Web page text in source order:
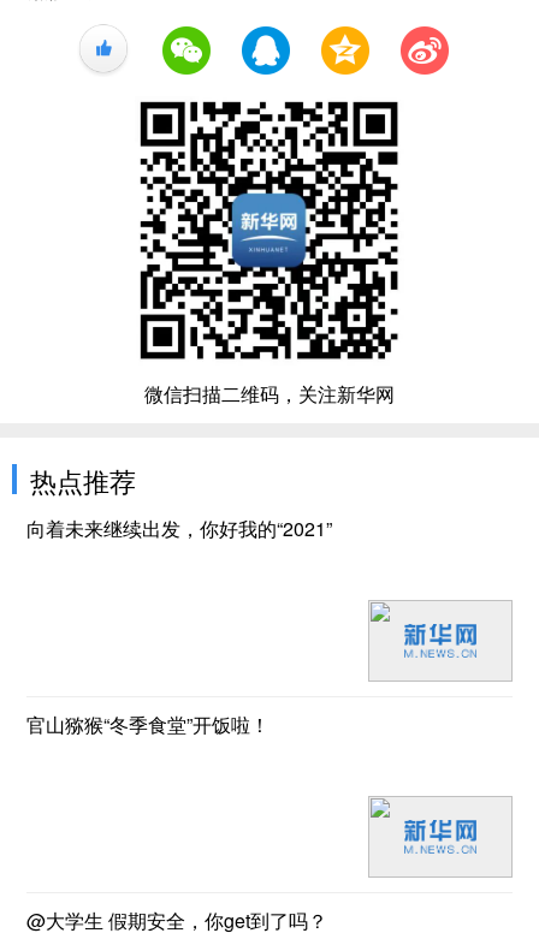
+1
微信扫描二维码，关注新华网
热点推荐
向着未来继续出发，你好我的“2021”
官山猕猴“冬季食堂”开饭啦！
@大学生 假期安全，你get到了吗？